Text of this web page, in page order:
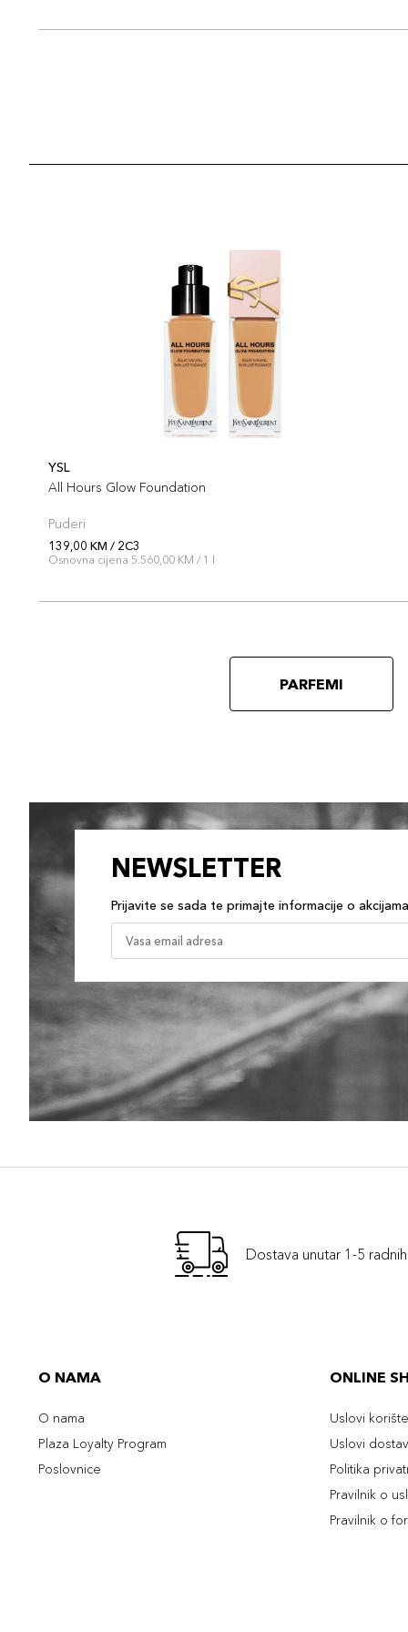
YSL
All Hours Glow Foundation
Puderi
139,00 KM / 2C3
Osnovna cijena 5.560,00 KM / 1 l
PARFEMI
NEWSLETTER
Prijavite se sada te primajte informacije o
Dostava unutar 1-5
O NAMA
O nama
Plaza Loyalty Program
Poslovnice
ONLINE
Uslovi
Uslovi
Politika
Pravilnik o
Pravilnik o